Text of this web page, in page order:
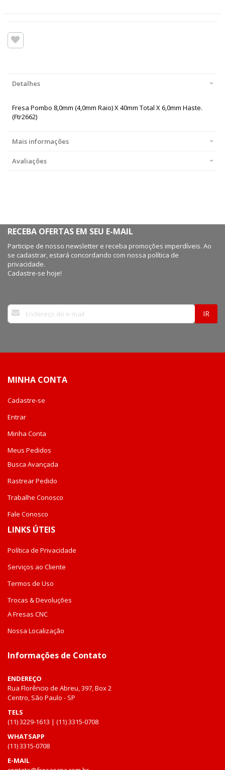
Detalhes
Fresa Pombo 8,0mm (4,0mm Raio) X 40mm Total X 6,0mm Haste.
(Ftr2662)
Mais informações
Avaliações
RECEBA OFERTAS EM SEU E-MAIL
Participe de nosso newsletter e receba promoções imperdíveis. Ao
se cadastrar, estará concordando com nossa política de
privacidade.
Cadastre-se hoje!
Inscreva-
se
na
IR
MINHA CONTA
Cadastre-se
Entrar
Minha Conta
Meus Pedidos
Busca Avançada
Rastrear Pedido
Trabalhe Conosco
Fale Conosco
LINKS ÚTEIS
Política de Privacidade
Serviços ao Cliente
Termos de Uso
Trocas & Devoluções
A Fresas CNC
Nossa Localização
Informações de Contato
ENDEREÇO
Rua Florêncio de Abreu, 397, Box 2
Centro, São Paulo - SP
TELS
(11) 3229-1613 | (11) 3315-0708
WHATSAPP
(11) 3315-0708
E-MAIL